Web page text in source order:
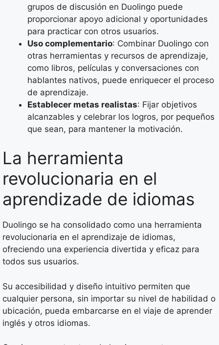
grupos de discusión en Duolingo puede
proporcionar apoyo adicional y oportunidades
para practicar con otros usuarios.
Uso complementario: Combinar Duolingo con
otras herramientas y recursos de aprendizaje,
como libros, películas y conversaciones con
hablantes nativos, puede enriquecer el proceso
de aprendizaje.
Establecer metas realistas: Fijar objetivos
alcanzables y celebrar los logros, por pequeños
que sean, para mantener la motivación.
La herramienta
revolucionaria en el
aprendizade de idiomas
Duolingo se ha consolidado como una herramienta
revolucionaria en el aprendizaje de idiomas,
ofreciendo una experiencia divertida y eficaz para
todos sus usuarios.
Su accesibilidad y diseño intuitivo permiten que
cualquier persona, sin importar su nivel de habilidad o
ubicación, pueda embarcarse en el viaje de aprender
inglés y otros idiomas.